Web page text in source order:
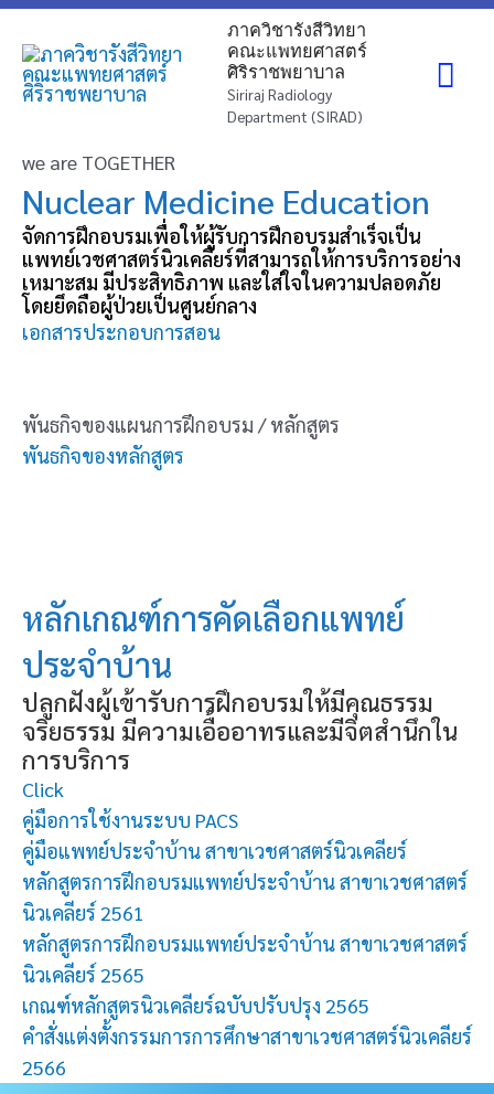
Skip
content
ภาควิชารังสีวิทยา
คณะแพทยศาสตร์
ศิริราชพยาบาล
Siriraj Radiology
Department (SIRAD)
we are TOGETHER
Nuclear Medicine Education
จัดการฝึกอบรมเพื่อให้ผู้รับการฝึกอบรมสำเร็จเป็น
แพทย์เวชศาสตร์นิวเคลียร์ที่สามารถให้การบริการอย่าง
เหมาะสม มีประสิทธิภาพ และใส่ใจในความปลอดภัย
โดยยึดถือผู้ป่วยเป็นศูนย์กลาง
เอกสารประกอบการสอน
พันธกิจของแผนการฝึกอบรม / หลักสูตร
พันธกิจของหลักสูตร
หลักเกณฑ์การคัดเลือกแพทย์
ประจำบ้าน
ปลูกฝังผู้เข้ารับการฝึกอบรมให้มีคุณธรรม
จริยธรรม มีความเอื้ออาทรและมีจิตสำนึกใน
การบริการ
Click
คู่มือการใช้งานระบบ PACS
คู่มือแพทย์ประจำบ้าน สาขาเวชศาสตร์นิวเคลียร์
หลักสูตรการฝึกอบรมแพทย์ประจําบ้าน สาขาเวชศาสตร์
นิวเคลียร์ 2561
หลักสูตรการฝึกอบรมแพทย์ประจําบ้าน สาขาเวชศาสตร์
นิวเคลียร์ 2565
เกณฑ์หลักสูตรนิวเคลียร์ฉบับปรับปรุง 2565
คำสั่งแต่งตั้งกรรมการการศึกษาสาขาเวชศาสตร์นิวเคลียร์
2566